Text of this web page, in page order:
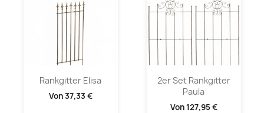
Rankgitter Elisa
Von37,33 €
2er Set Rankgitter
Paula
Von127,95 €